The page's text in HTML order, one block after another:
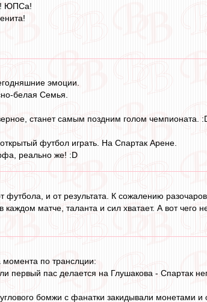
ЮПСа!
эмоции.
белая Семья.
станет самым поздним голом чемпионата.
футбол играть. На Спартак Арене.
реально же! :D
футбола, и от результата. К сожалению
матче, таланта и сил хватает. А вот чего
момента по транслции:
первый пас делается на Глушакова - Спартак
бомжи с фанатки закидывали монетами и